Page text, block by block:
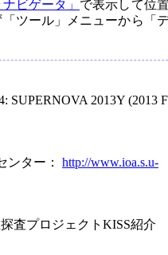
ナビゲータ」 で表示して位
ツール」メニューから「
SUPERNOVA 2013Y (2013
ンター： http://www.ioa.s.u-
査プロジェクトKISS紹介